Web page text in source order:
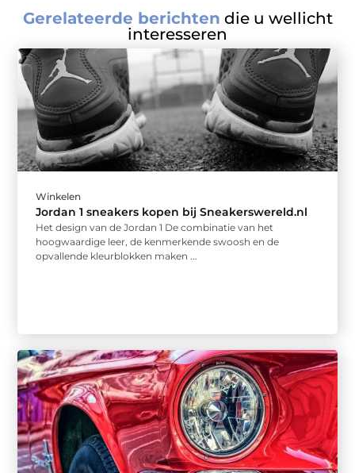
Gerelateerde berichten die u wellicht
interesseren
Winkelen
Jordan 1 sneakers kopen bij Sneakerswereld.nl
Het design van de Jordan 1 De combinatie van het
hoogwaardige leer, de kenmerkende swoosh en de
opvallende kleurblokken maken ...